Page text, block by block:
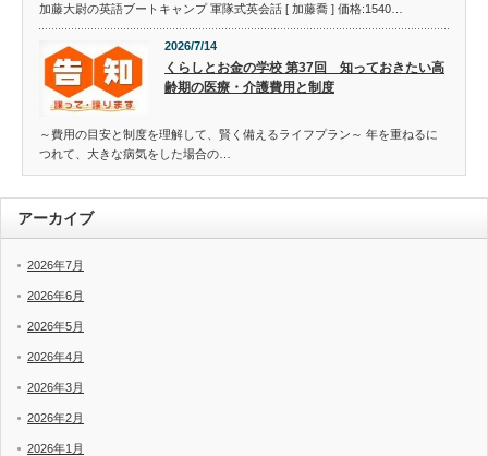
加藤大尉の英語ブートキャンプ 軍隊式英会話 [ 加藤喬 ] 価格:1540…
2026/7/14
くらしとお金の学校 第37回 知っておきたい高
齢期の医療・介護費用と制度
～費用の目安と制度を理解して、賢く備えるライフプラン～ 年を重ねるに
つれて、大きな病気をした場合の…
アーカイブ
2026年7月
2026年6月
2026年5月
2026年4月
2026年3月
2026年2月
2026年1月